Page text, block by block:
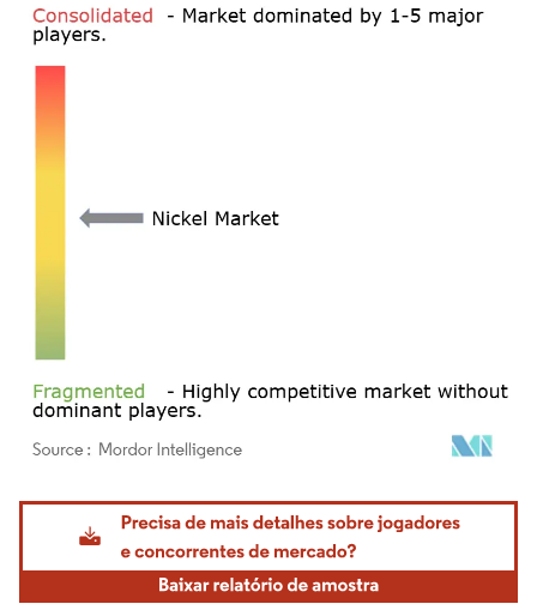
Imagem © Mordor Intelligence. O reuso requer atribuição conforme CC BY 4.0.